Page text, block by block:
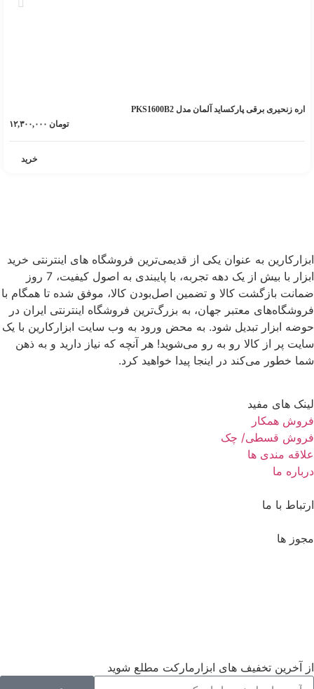
اره زنحیری برقی پارکساید آلمان مدل PKS1600B2
تومان
خرید
ابزارکارین به عنوان یکی از قدیمی‌ترین فروشگاه های اینترنتی خرید
ابزار با بیش از یک دهه تجربه، با پایبندی به اصول کیفیت، 7 روز
ضمانت بازگشت کالا و تضمین اصل‌بودن کالا، موفق شده تا همگام با
فروشگاه‌های معتبر جهان، به بزرگ‌ترین فروشگاه اینترنتی ایران در
حوضه ابزار تبدیل شود. به محض ورود به وب سایت ابزارکارین با یک
سایت پر از کالا رو به رو می‌شوید! هر آنچه که نیاز دارید و به ذهن
شما خطور می‌کند در اینجا پیدا خواهید کرد.
لینک های مفید
فروش همکار
فروش قسطی/ چک
علاقه مندی ها
درباره ما
ارتباط با ما
مجوز ها
از آخرین تخفیف های ابزارمارکت مطلع شوید